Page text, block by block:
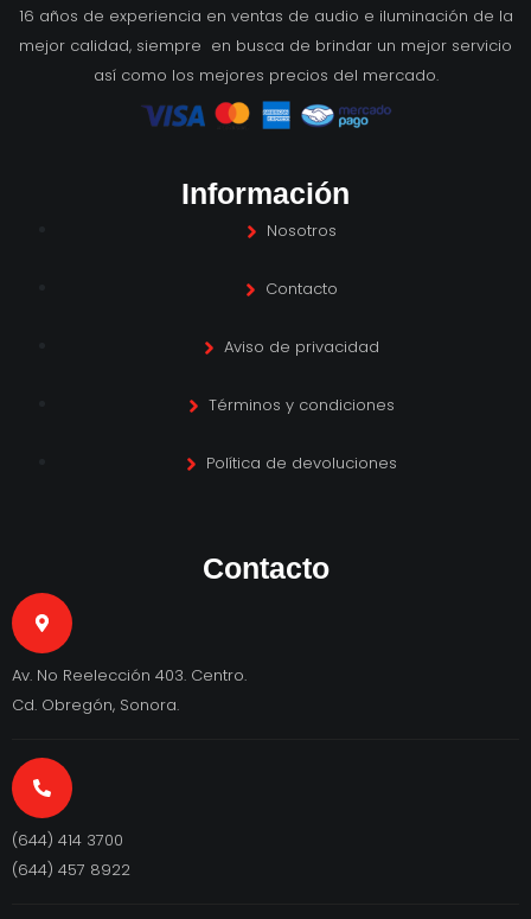
16 años de experiencia en ventas de audio e iluminación de la
mejor calidad, siempre en busca de brindar un mejor servicio
así como los mejores precios del mercado.
Información
Nosotros
Contacto
Aviso de privacidad
Términos y condiciones
Política de devoluciones
Contacto
Av. No Reelección 403. Centro.
Cd. Obregón, Sonora.
(644) 414 3700
(644) 457 8922